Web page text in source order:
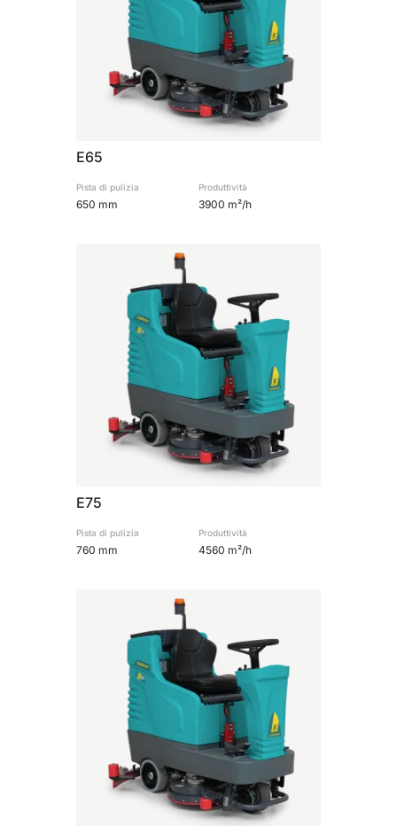
E65
Pista di pulizia
650 mm
Produttività
3900 m²/h
E75
Pista di pulizia
760 mm
Produttività
4560 m²/h